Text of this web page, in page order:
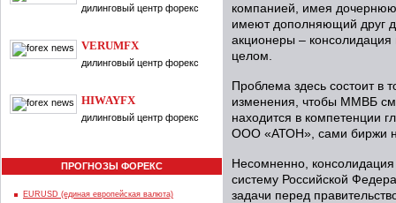
дилинговый центр форекс
VERUMFX
дилинговый центр форекс
HIWAYFX
дилинговый центр форекс
ПРОГНОЗЫ ФОРЕКС
EURUSD (единая европейская валюта)
компанией, имея
имеют дополняющий друг
акционеры – консолидация
целом.
Проблема здесь состоит в
изменения, чтобы ММВБ
находится в компетенции
ООО «АТОН», сами биржи
Несомненно,
систему Российской
задачи перед